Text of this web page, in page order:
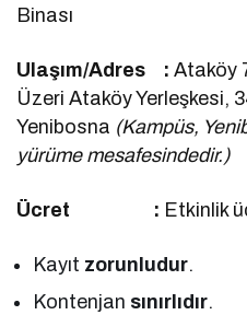
Binası
Ulaşım/Adres : Ataköy
Üzeri Ataköy Yerleşkesi,
Yenibosna (Kampüs,
yürüme mesafesindedir.)
Ücret : Etkinlik
Kayıt zorunludur.
Kontenjan sınırlıdır.